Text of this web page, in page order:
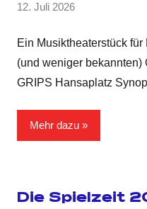
12. Juli 2026
Ein Musiktheaterstück
(und weniger bekannten)
GRIPS Hansaplatz
Mehr dazu
Die Spielzeit